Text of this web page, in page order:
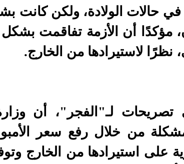
في حالات الولادة، ولكن كانت
مؤكدًا أن الأزمة تفاقمت
نظرًا لاستيرادها من الخارج.
لـ"الفجر"، أن
على استيرادها من الخارج